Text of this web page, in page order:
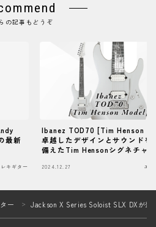
の記事もどうぞ
最新
レキギター
Ibanez TOD70 [Tim Henson
卓越したデザインとサウンドを
備えたTim Hensonシグネチャ
2024.12.27 エ
ー ＞ Jackson X Series Soloist SLX DXが登